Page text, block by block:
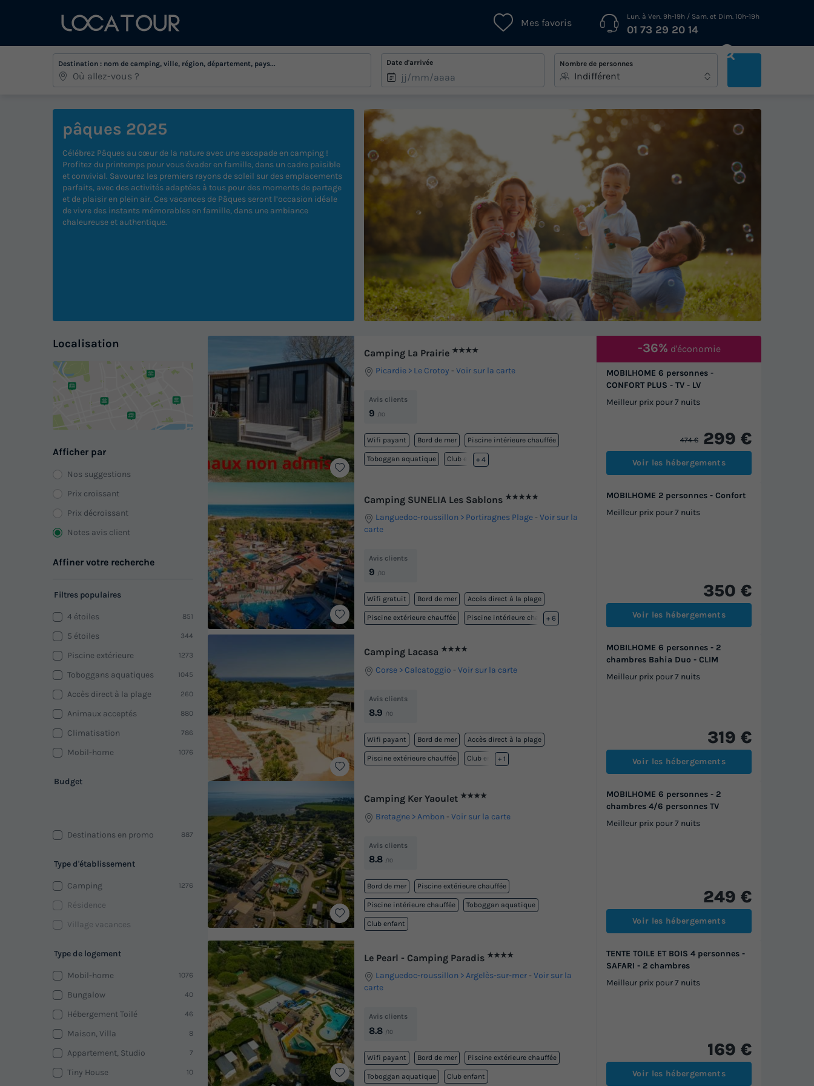
Mes favoris
Lun. à Ven. 9h-19h / Sam. et Dim. 10h-19h
01 73 29 20 14
Destination : nom de camping, ville, région, département, pays... Date d'arrivée Nombre de personnes
Indifférent
pâques 2025
Célébrez Pâques au cœur de la nature avec une escapade en camping !
Profitez du printemps pour vous évader en famille, dans un cadre paisible
et convivial. Savourez les premiers rayons de soleil sur des emplacements
parfaits, avec des activités adaptées à tous pour des moments de partage
et de plaisir en plein air. Ces vacances de Pâques seront l’occasion idéale
de vivre des instants mémorables en famille, dans une ambiance
chaleureuse et authentique.
Localisation
Afficher par
Nos suggestions
Prix croissant
Prix décroissant
Notes avis client
Affiner votre recherche
Filtres populaires
4 étoiles 851
5 étoiles 344
Piscine extérieure 1273
Toboggans aquatiques 1045
Accès direct à la plage 260
Animaux acceptés 880
Climatisation 786
Mobil-home 1076
Budget
Destinations en promo 887
Type d'établissement
Camping 1276
Résidence
Village vacances
Type de logement
Mobil-home 1076
Bungalow 40
Hébergement Toilé 46
Maison, Villa 8
Appartement, Studio 7
Tiny House 10
Camping La Prairie ★★★★
Picardie Le Crotoy -Voir sur la carte
Avis clients
9 /10
Wifi payant Bord de mer Piscine intérieure chauffée
Toboggan aquatique Club enfant
+ 4
MOBILHOME 6 personnes -
CONFORT PLUS - TV - LV
Meilleur prix pour 7 nuits
474 € 299 €
-36% d'économie
Voir les hébergements
Camping SUNELIA Les Sablons ★★★★★
Languedoc-roussillon Portiragnes Plage -Voir sur la
carte
Avis clients
9 /10
Wifi gratuit Bord de mer Accès direct à la plage
Piscine extérieure chauffée Piscine intérieure chauffée
+ 6
MOBILHOME 2 personnes - Confort
Meilleur prix pour 7 nuits
350 €
Voir les hébergements
Camping Lacasa ★★★★
Corse Calcatoggio -Voir sur la carte
Avis clients
8.9 /10
Wifi payant Bord de mer Accès direct à la plage
Piscine extérieure chauffée Club enfant
+ 1
MOBILHOME 6 personnes - 2
chambres Bahia Duo - CLIM
Meilleur prix pour 7 nuits
319 €
Voir les hébergements
Camping Ker Yaoulet ★★★★
Bretagne Ambon -Voir sur la carte
Avis clients
8.8 /10
Bord de mer Piscine extérieure chauffée
Piscine intérieure chauffée Toboggan aquatique
Club enfant
MOBILHOME 6 personnes - 2
chambres 4/6 personnes TV
Meilleur prix pour 7 nuits
249 €
Voir les hébergements
Le Pearl - Camping Paradis ★★★★
Languedoc-roussillon Argelès-sur-mer -Voir sur la
carte
Avis clients
8.8 /10
Wifi payant Bord de mer Piscine extérieure chauffée
Toboggan aquatique Club enfant
TENTE TOILE ET BOIS 4 personnes -
SAFARI - 2 chambres
Meilleur prix pour 7 nuits
169 €
Voir les hébergements